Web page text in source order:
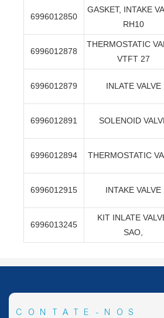
6996012850
GASKET, INTAKE
RH10
6996012878
THERMOSTATIC
VTFT 27
6996012879 INLATE VALVE
6996012891 SOLENOID
6996012894 THERMOSTATIC
6996012915 INTAKE VALVE
6996013245
KIT INLATE
SAO,
CONTATE-NOS